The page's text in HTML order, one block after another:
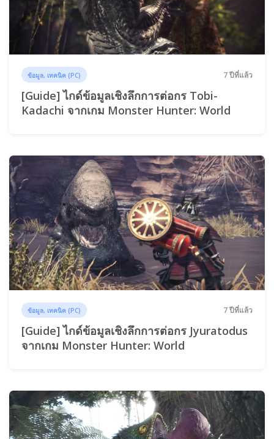
ข้อมูล, เทคนิค (PC) 7 ปีที่แล้ว
[Guide] ไกด์ข้อมูลเชิงลึกการต่อกร Tobi-
Kadachi จากเกม Monster Hunter: World
ข้อมูล, เทคนิค (PC) 7 ปีที่แล้ว
[Guide] ไกด์ข้อมูลเชิงลึกการต่อกร Jyuratodus
จากเกม Monster Hunter: World